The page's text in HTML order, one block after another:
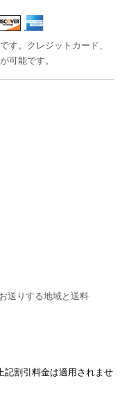
す。クレジットカード、
可能です。
送りする地域と送料
記割引料金は適用されませ